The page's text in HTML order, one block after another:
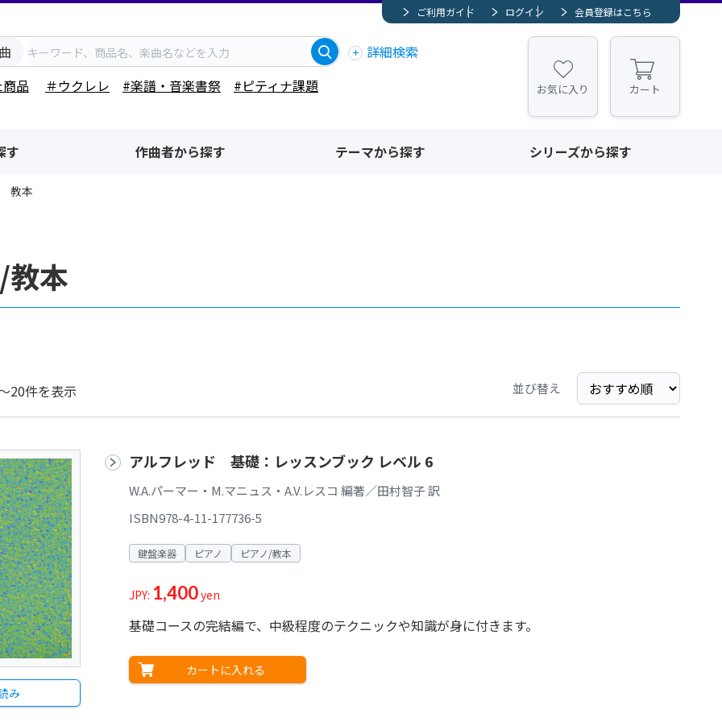
ご利用ガイド ログイン 会員登録はこちら
詳細検索
品
＃ウクレレ #楽譜・音楽書祭 #ピティナ課題 お気に入り カート
す 作曲者から探す テーマから探す シリーズから探す
教本
教本
件を表示 並び替え
み
アルフレッド 基礎：レッスンブック レベル 6
W.A.パーマー・M.マニュス・A.V.レスコ 編著／田村智子 訳
ISBN978-4-11-177736-5
鍵盤楽器 ピアノ ピアノ/教本
JPY: 1,400yen
基礎コースの完結編で、中級程度のテクニックや知識が身に付きます。
カートに入れる